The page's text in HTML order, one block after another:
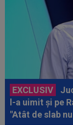
EXCLUSIV
l-a uimit și pe
"Atât de slab